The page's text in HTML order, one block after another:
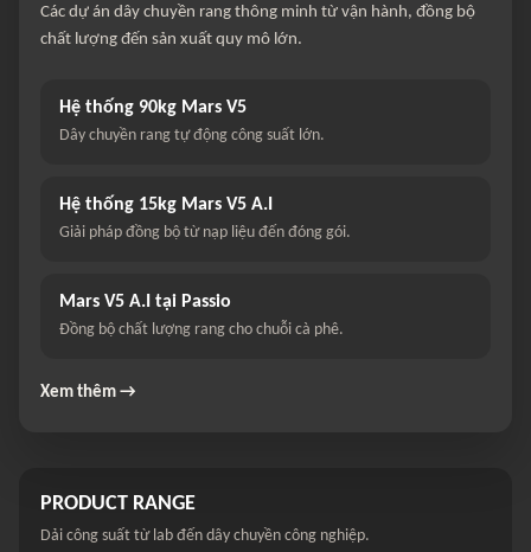
Các dự án dây chuyền rang thông minh từ vận hành, đồng bộ
chất lượng đến sản xuất quy mô lớn.
Hệ thống 90kg Mars V5
Dây chuyền rang tự động công suất lớn.
Hệ thống 15kg Mars V5 A.I
Giải pháp đồng bộ từ nạp liệu đến đóng gói.
Mars V5 A.I tại Passio
Đồng bộ chất lượng rang cho chuỗi cà phê.
Xem thêm →
PRODUCT RANGE
Dải công suất từ lab đến dây chuyền công nghiệp.